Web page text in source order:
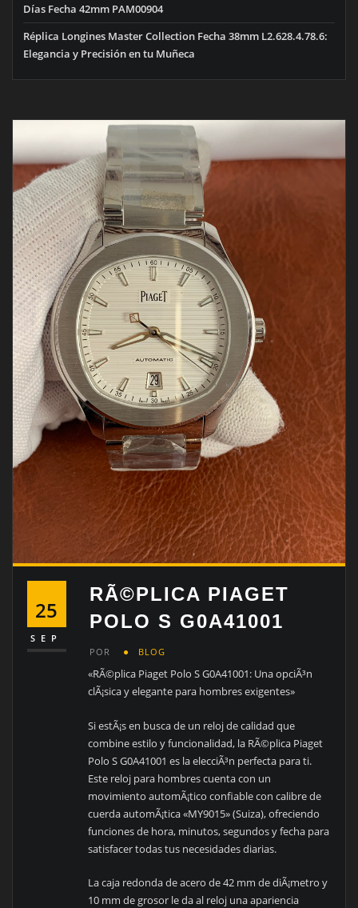
Días Fecha 42mm PAM00904
Réplica Longines Master Collection Fecha 38mm L2.628.4.78.6:
Elegancia y Precisión en tu Muñeca
25
SEP
RÃ©PLICA PIAGET
POLO S G0A41001
POR BLOG
«RÃ©plica Piaget Polo S G0A41001: Una opciÃ³n
clÃ¡sica y elegante para hombres exigentes»
Si estÃ¡s en busca de un reloj de calidad que
combine estilo y funcionalidad, la RÃ©plica Piaget
Polo S G0A41001 es la elecciÃ³n perfecta para ti.
Este reloj para hombres cuenta con un
movimiento automÃ¡tico confiable con calibre de
cuerda automÃ¡tica «MY9015» (Suiza), ofreciendo
funciones de hora, minutos, segundos y fecha para
satisfacer todas tus necesidades diarias.
La caja redonda de acero de 42 mm de diÃ¡metro y
10 mm de grosor le da al reloj una apariencia